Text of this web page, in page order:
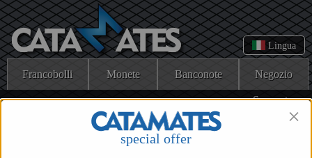
Lingua
Francobolli Monete Banconote Negozio
Supporto
special offer
×